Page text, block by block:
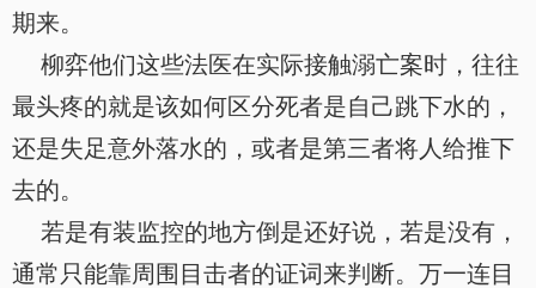
期来。
柳弈他们这些法医在实际接触溺亡案时，往往
最头疼的就是该如何区分死者是自己跳下水的，
还是失足意外落水的，或者是第三者将人给推下
去的。
若是有装监控的地方倒是还好说，若是没有，
通常只能靠周围目击者的证词来判断。万一连目